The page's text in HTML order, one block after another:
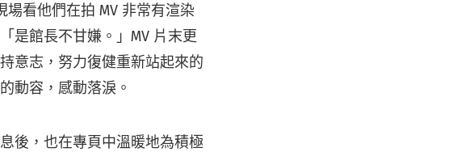
看他們在拍 MV 非常有渲染
是館長不甘嫌。」MV 片末更
意志，努力復健重新站起來的
動容，感動落淚。
後，也在專頁中溫暖地為積極